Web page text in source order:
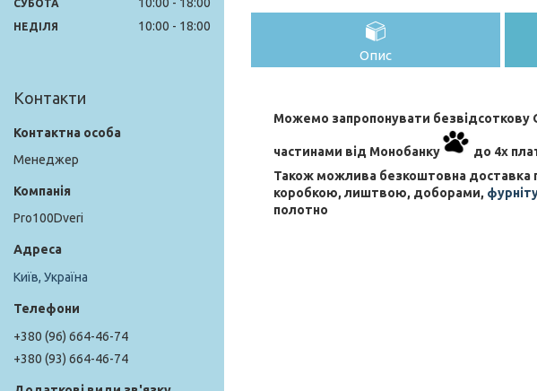
Опис
Можемо запропонувати безвідсоткову
частинами від Монобанку
до 4х
Також можлива безкоштовна доставка
коробкою, лиштвою, доборами,
полотно
СУБОТА 10:00 18:00
НЕДІЛЯ 10:00 18:00
Контакти
Менеджер
Pro100Dveri
Київ, Україна
+380 (96) 664-46-74
+380 (93) 664-46-74